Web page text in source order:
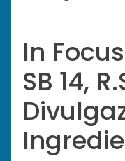
In
SB 14,